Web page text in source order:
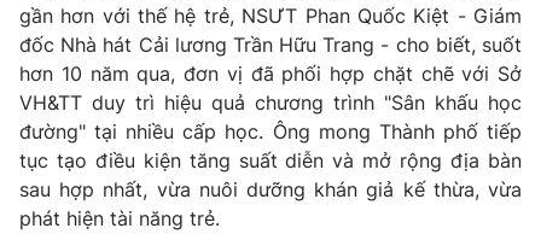
gần hơn với thế hệ trẻ, NSƯT Phan Quốc Kiệt - Giám
đốc Nhà hát Cải lương Trần Hữu Trang - cho biết, suốt
hơn 10 năm qua, đơn vị đã phối hợp chặt chẽ với Sở
VH&TT duy trì hiệu quả chương trình "Sân khấu học
đường" tại nhiều cấp học. Ông mong Thành phố tiếp
tục tạo điều kiện tăng suất diễn và mở rộng địa bàn
sau hợp nhất, vừa nuôi dưỡng khán giả kế thừa, vừa
phát hiện tài năng trẻ.